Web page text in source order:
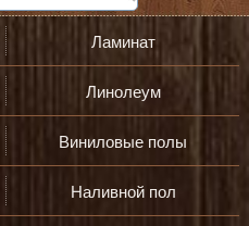
Ламинат
Линолеум
Виниловые полы
Наливной пол